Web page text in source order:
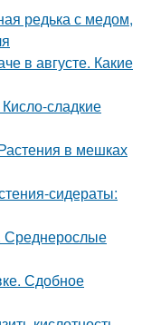
редька с медом,
в августе. Какие
сладкие
в мешках
сидераты:
Среднерослые
Сдобное